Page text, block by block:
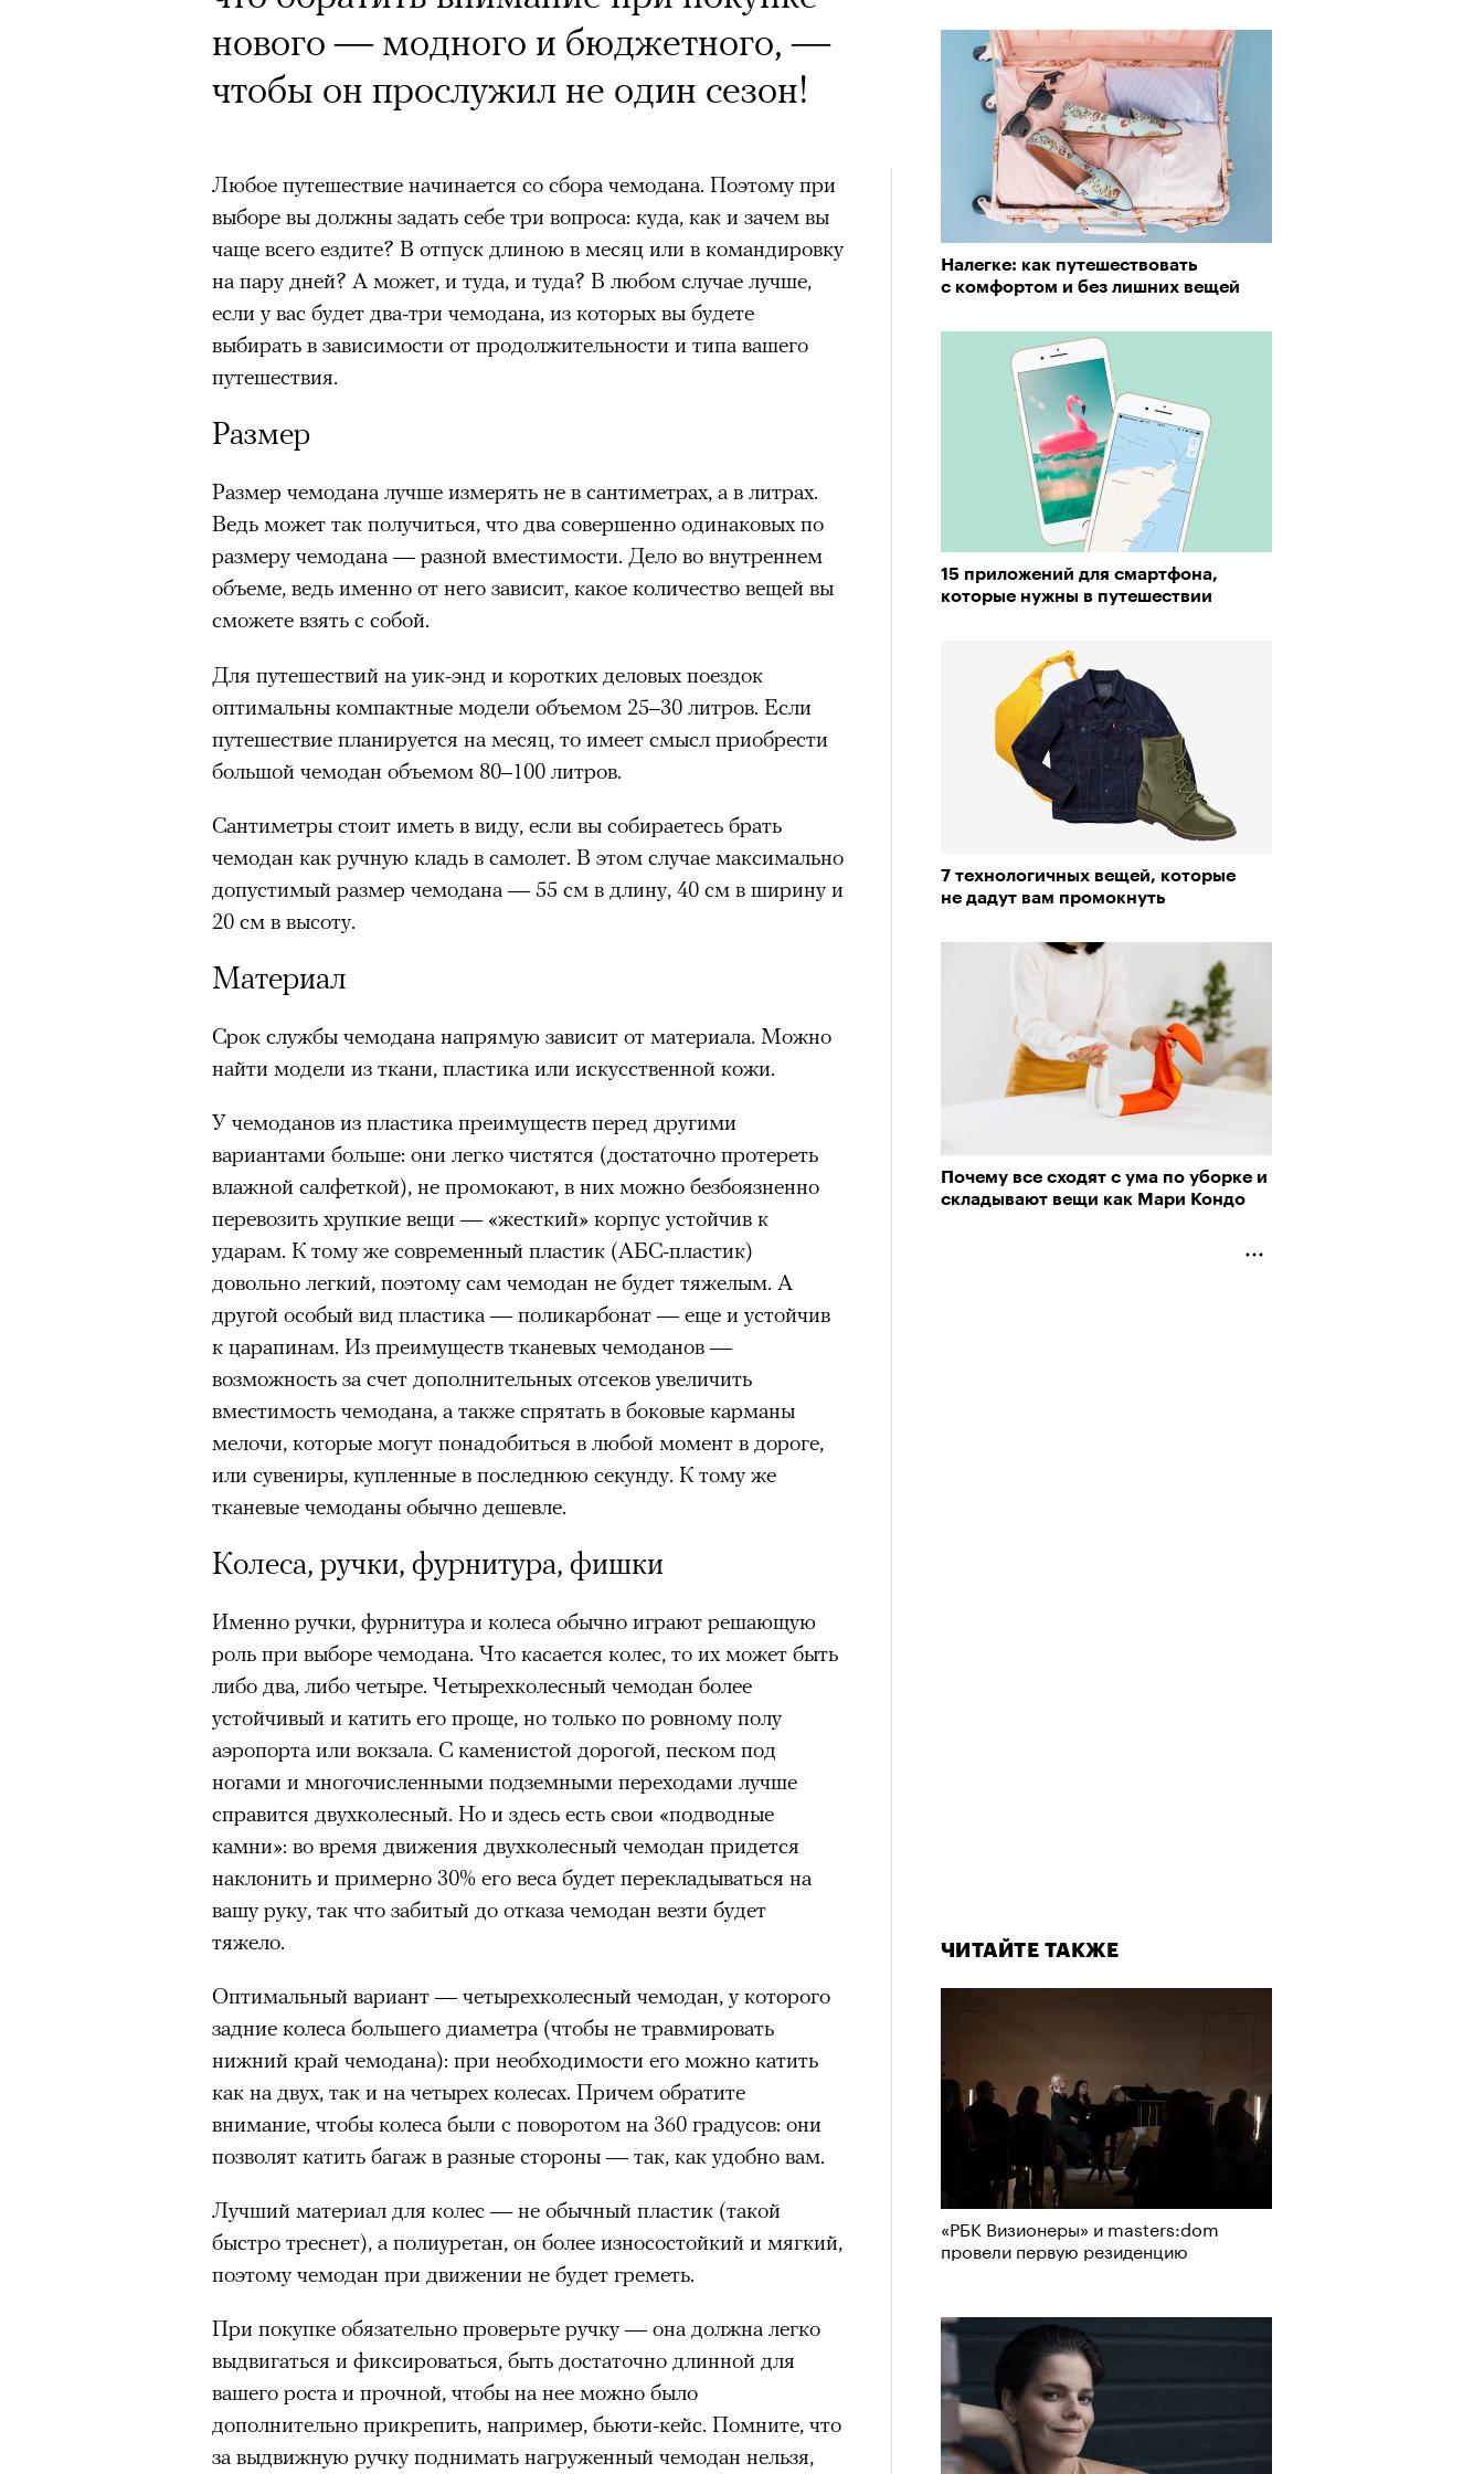
Налегке: как путешествовать
с комфортом и без лишних вещей
15 приложений для смартфона,
которые нужны в путешествии
7 технологичных вещей, которые
не дадут вам промокнуть
Почему все сходят с ума по уборке и
складывают вещи как Мари Кондо
ЧИТАЙТЕ ТАКЖЕ
«РБК Визионеры» и masters:dom
провели первую резиденцию
нового — модного и бюджетного, —
чтобы он прослужил не один сезон!
Любое путешествие начинается со сбора чемодана. Поэтому при
выборе вы должны задать себе три вопроса: куда, как и зачем вы
чаще всего ездите? В отпуск длиною в месяц или в командировку
на пару дней? А может, и туда, и туда? В любом случае лучше,
если у вас будет два-три чемодана, из которых вы будете
выбирать в зависимости от продолжительности и типа вашего
путешествия.
Размер
Размер чемодана лучше измерять не в сантиметрах, а в литрах.
Ведь может так получиться, что два совершенно одинаковых по
размеру чемодана — разной вместимости. Дело во внутреннем
объеме, ведь именно от него зависит, какое количество вещей вы
сможете взять с собой.
00:00 / 00:00
Для путешествий на уик-энд и коротких деловых поездок
оптимальны компактные модели объемом 25–30 литров. Если
путешествие планируется на месяц, то имеет смысл приобрести
большой чемодан объемом 80–100 литров.
Сантиметры стоит иметь в виду, если вы собираетесь брать
чемодан как ручную кладь в самолет. В этом случае максимально
допустимый размер чемодана — 55 см в длину, 40 см в ширину и
20 см в высоту.
Материал
Срок службы чемодана напрямую зависит от материала. Можно
найти модели из ткани, пластика или искусственной кожи.
У чемоданов из пластика преимуществ перед другими
вариантами больше: они легко чистятся (достаточно протереть
влажной салфеткой), не промокают, в них можно безбоязненно
перевозить хрупкие вещи — «жесткий» корпус устойчив к
ударам. К тому же современный пластик (AБС-пластик)
довольно легкий, поэтому сам чемодан не будет тяжелым. А
другой особый вид пластика — поликарбонат — еще и устойчив
к царапинам. Из преимуществ тканевых чемоданов —
возможность за счет дополнительных отсеков увеличить
вместимость чемодана, а также спрятать в боковые карманы
мелочи, которые могут понадобиться в любой момент в дороге,
или сувениры, купленные в последнюю секунду. К тому же
тканевые чемоданы обычно дешевле.
Колеса, ручки, фурнитура, фишки
Именно ручки, фурнитура и колеса обычно играют решающую
роль при выборе чемодана. Что касается колес, то их может быть
либо два, либо четыре. Четырехколесный чемодан более
устойчивый и катить его проще, но только по ровному полу
аэропорта или вокзала. С каменистой дорогой, песком под
ногами и многочисленными подземными переходами лучше
справится двухколесный. Но и здесь есть свои «подводные
камни»: во время движения двухколесный чемодан придется
наклонить и примерно 30% его веса будет перекладываться на
вашу руку, так что забитый до отказа чемодан везти будет
тяжело.
Оптимальный вариант — четырехколесный чемодан, у которого
задние колеса большего диаметра (чтобы не травмировать
нижний край чемодана): при необходимости его можно катить
как на двух, так и на четырех колесах. Причем обратите
внимание, чтобы колеса были с поворотом на 360 градусов: они
позволят катить багаж в разные стороны — так, как удобно вам.
Лучший материал для колес — не обычный пластик (такой
быстро треснет), а полиуретан, он более износостойкий и мягкий,
поэтому чемодан при движении не будет греметь.
При покупке обязательно проверьте ручку — она должна легко
выдвигаться и фиксироваться, быть достаточно длинной для
вашего роста и прочной, чтобы на нее можно было
дополнительно прикрепить, например, бьюти-кейс. Помните, что
за выдвижную ручку поднимать нагруженный чемодан нельзя,
Можно ли прийти
Кира Альтман, Altman Talks: «Умение
Сможет ли человек прожить 180 лет:
отвечает Станислав Скакун
горы становится последним, а другие
готовы снова рисковать жизнью?
высота меняет человека и почему к ней
тянет с новой силой
Главное
концентрации, в котором
исчезает информационный шуми
остается только настоящий момент.
Экстремальные нагрузки вызываютмощный выброс
гормонов, из-за чего мозг запоминает восхождение как один
из самых ярких опытов в жизни.
Для многих альпинизм становится способом выйти из
Совместное преодоление опасности в горах создает между
людьми особеннопрочные связи и чувство доверия.
Наука не подтверждает существование «гена высоты», но
признает, что
ради ощущения ясности, свободы и внутреннего смысла.
Успешных альпинистов отличаютпсихологическая
готовность переносить лишения.
иначе смотреть на эмоции
делая человека более собранным.
30 июля 2026 года в пакистанском Каракоруме погиб всемирно
известный непальский альпинист Нирмал Пурджа. Экспедиция
из десяти человек, которую он возглавлял, попала под лавину на
склоне Броуд-Пик. 2 августа спасатели обнаружили тела
погибших. Бывший британский спецназовец шел к
историческому рекорду — он планировал стать первым
человеком, дважды покорившим все 14 восьмитысячников
Нирмал Пурджа после рекордного восхождения на 14 высочайших вершин
мира. Катманду, 2019 год
© NAVESH CHITRAKAR / REUTERS
Статистика последних лет особенно отчетливо показывает
опасность высотного альпинизма и горного туризма. В 2024-м в
309 человек, что стало десятилетним
максимумом для региона. В Японии в том же году жертвами
несчастных случаев в горах
стали
300 человек (издание The Asahi
Shimbun классифицирует их как «погибших или пропавших без
вести»). На Эвересте в 2024 году вершинаунеслажизни восьми
альпинистов, а в 2025-м —троих. Трагическим для российского
сообщества стал октябрь 2024 года, когда при восхождении на
Дхаулагири в Непалесорвалась и погиблагруппа из пятерых
опытных альпинистов. Год спустя на одном из самых опасных